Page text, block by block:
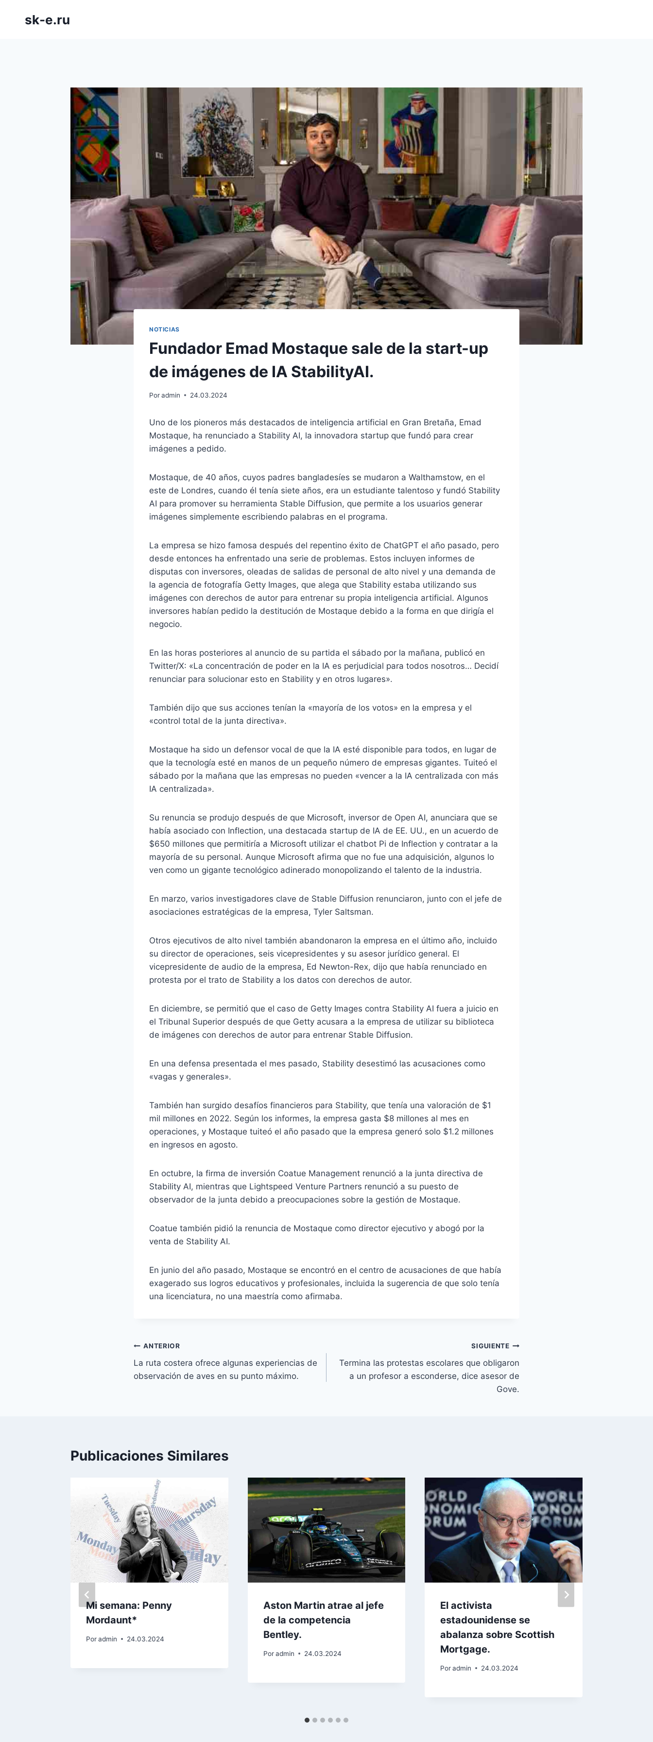
sk-e.ru
NOTICIAS
Fundador Emad Mostaque sale de la start-up
de imágenes de IA StabilityAI.
Poradmin 24.03.2024
Uno de los pioneros más destacados de inteligencia artificial en Gran Bretaña, Emad
Mostaque, ha renunciado a Stability AI, la innovadora startup que fundó para crear
imágenes a pedido.
Mostaque, de 40 años, cuyos padres bangladesíes se mudaron a Walthamstow, en el
este de Londres, cuando él tenía siete años, era un estudiante talentoso y fundó Stability
AI para promover su herramienta Stable Diffusion, que permite a los usuarios generar
imágenes simplemente escribiendo palabras en el programa.
La empresa se hizo famosa después del repentino éxito de ChatGPT el año pasado, pero
desde entonces ha enfrentado una serie de problemas. Estos incluyen informes de
disputas con inversores, oleadas de salidas de personal de alto nivel y una demanda de
la agencia de fotografía Getty Images, que alega que Stability estaba utilizando sus
imágenes con derechos de autor para entrenar su propia inteligencia artificial. Algunos
inversores habían pedido la destitución de Mostaque debido a la forma en que dirigía el
negocio.
En las horas posteriores al anuncio de su partida el sábado por la mañana, publicó en
Twitter/X: «La concentración de poder en la IA es perjudicial para todos nosotros… Decidí
renunciar para solucionar esto en Stability y en otros lugares».
También dijo que sus acciones tenían la «mayoría de los votos» en la empresa y el
«control total de la junta directiva».
Mostaque ha sido un defensor vocal de que la IA esté disponible para todos, en lugar de
que la tecnología esté en manos de un pequeño número de empresas gigantes. Tuiteó el
sábado por la mañana que las empresas no pueden «vencer a la IA centralizada con más
IA centralizada».
Su renuncia se produjo después de que Microsoft, inversor de Open AI, anunciara que se
había asociado con Inflection, una destacada startup de IA de EE. UU., en un acuerdo de
$650 millones que permitiría a Microsoft utilizar el chatbot Pi de Inflection y contratar a la
mayoría de su personal. Aunque Microsoft afirma que no fue una adquisición, algunos lo
ven como un gigante tecnológico adinerado monopolizando el talento de la industria.
En marzo, varios investigadores clave de Stable Diffusion renunciaron, junto con el jefe de
asociaciones estratégicas de la empresa, Tyler Saltsman.
Otros ejecutivos de alto nivel también abandonaron la empresa en el último año, incluido
su director de operaciones, seis vicepresidentes y su asesor jurídico general. El
vicepresidente de audio de la empresa, Ed Newton-Rex, dijo que había renunciado en
protesta por el trato de Stability a los datos con derechos de autor.
En diciembre, se permitió que el caso de Getty Images contra Stability AI fuera a juicio en
el Tribunal Superior después de que Getty acusara a la empresa de utilizar su biblioteca
de imágenes con derechos de autor para entrenar Stable Diffusion.
En una defensa presentada el mes pasado, Stability desestimó las acusaciones como
«vagas y generales».
También han surgido desafíos financieros para Stability, que tenía una valoración de $1
mil millones en 2022. Según los informes, la empresa gasta $8 millones al mes en
operaciones, y Mostaque tuiteó el año pasado que la empresa generó solo $1.2 millones
en ingresos en agosto.
En octubre, la firma de inversión Coatue Management renunció a la junta directiva de
Stability AI, mientras que Lightspeed Venture Partners renunció a su puesto de
observador de la junta debido a preocupaciones sobre la gestión de Mostaque.
Coatue también pidió la renuncia de Mostaque como director ejecutivo y abogó por la
venta de Stability AI.
En junio del año pasado, Mostaque se encontró en el centro de acusaciones de que había
exagerado sus logros educativos y profesionales, incluida la sugerencia de que solo tenía
una licenciatura, no una maestría como afirmaba.
Navegación
de
ANTERIOR
La ruta costera ofrece algunas experiencias de
observación de aves en su punto máximo.
SIGUIENTE
Termina las protestas escolares que obligaron
a un profesor a esconderse, dice asesor de
Gove.
Publicaciones Similares
Mi semana: Penny
Mordaunt*
Poradmin 24.03.2024
Aston Martin atrae al jefe
de la competencia
Bentley.
Por admin 24.03.2024
El activista
estadounidense se
abalanza sobre Scottish
Mortgage.
Por admin 24.03.2024